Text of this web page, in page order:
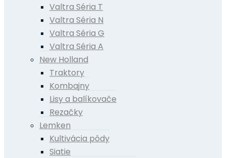
Valtra Séria T
Valtra Séria N
Valtra Séria G
Valtra Séria A
New Holland
Traktory
Kombajny
Lisy a balíkovače
Rezačky
Lemken
Kultivácia pôdy
Siatie